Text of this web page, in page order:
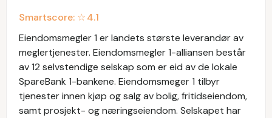
Smartscore: ☆4.1
Eiendomsmegler 1 er landets største leverandør av
meglertjenester. Eiendomsmegler 1-alliansen består
av 12 selvstendige selskap som er eid av de lokale
SpareBank 1-bankene. Eiendomsmeger 1 tilbyr
tjenester innen kjøp og salg av bolig, fritidseiendom,
samt prosjekt- og næringseiendom. Selskapet har